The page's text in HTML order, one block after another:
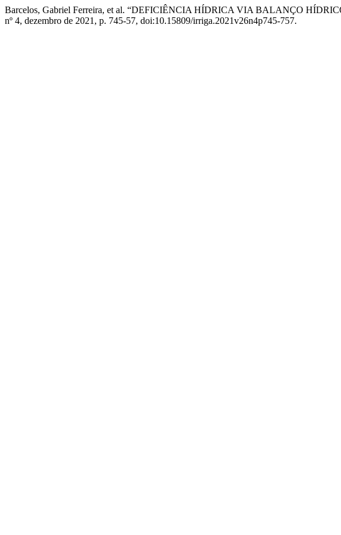
Barcelos, Gabriel Ferreira, et al. “DEFICIÊNCIA HÍDRICA VIA BALANÇO
nº 4, dezembro de 2021, p. 745-57, doi:10.15809/irriga.2021v26n4p745-757.